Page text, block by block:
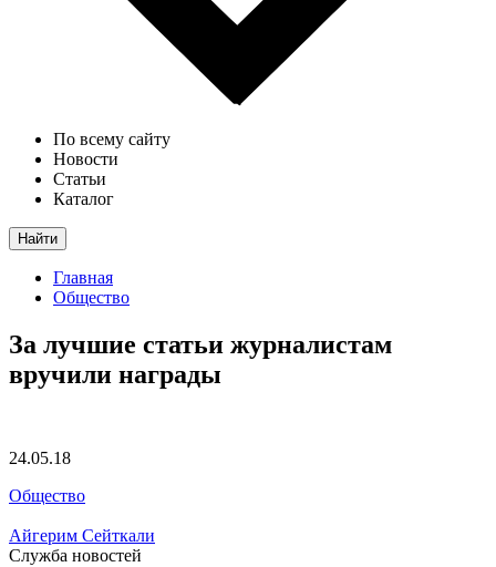
По всему сайту
Новости
Статьи
Каталог
Найти
Главная
Общество
За лучшие статьи журналистам
вручили награды
24.05.18
Общество
Айгерим Сейткали
Служба новостей